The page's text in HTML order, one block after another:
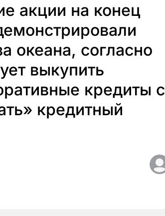
акции на конец
океана, согласно
выкупить
кредиты с
кредитный